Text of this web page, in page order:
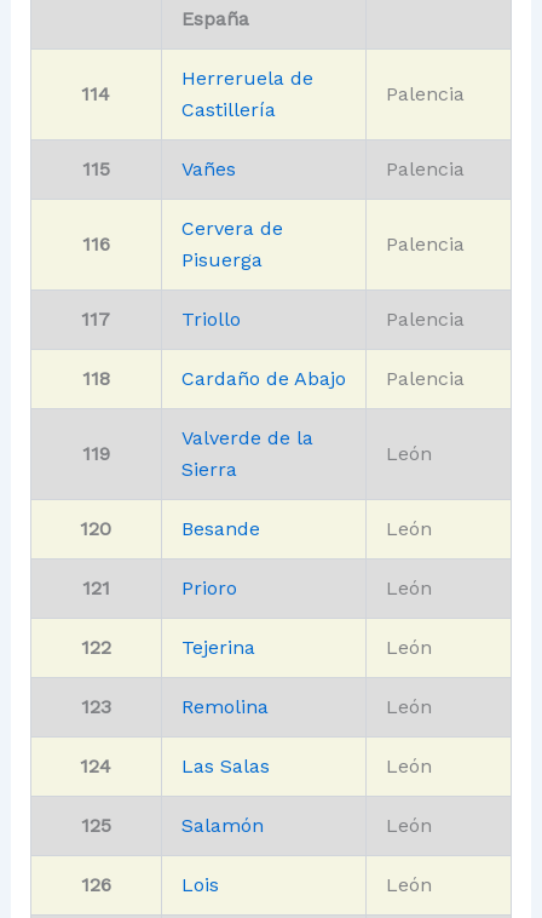
España
114
Herreruela de
Castillería
Palencia
115 Vañes Palencia
116
Cervera de
Pisuerga
Palencia
117 Triollo Palencia
118 Cardaño de Abajo Palencia
119
Valverde de la
Sierra
León
120 Besande León
121 Prioro León
122 Tejerina León
123 Remolina León
124 Las Salas León
125 Salamón León
126 Lois León